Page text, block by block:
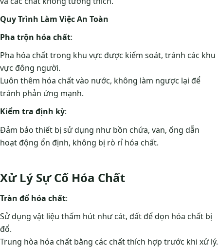
Quy Trình Làm Việc An Toàn
Pha trộn hóa chất:
Pha hóa chất trong khu vực được kiểm soát, tránh các khu
vực đông người.
Luôn thêm hóa chất vào nước, không làm ngược lại để
tránh phản ứng mạnh.
Kiểm tra định kỳ:
Đảm bảo thiết bị sử dụng như bồn chứa, van, ống dẫn
hoạt động ổn định, không bị rò rỉ hóa chất.
Xử Lý Sự Cố Hóa Chất
Tràn đổ hóa chất:
Sử dụng vật liệu thấm hút như cát, đất để dọn hóa chất bị
đổ.
Trung hòa hóa chất bằng các chất thích hợp trước khi xử lý.